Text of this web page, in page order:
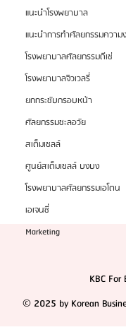
แนะนำโรงพยาบาล
แนะนำการทำศัลยกรรมความ
โรงพยาบาลศัลยกรรมดีเซ่
โรงพยาบาลจิวเวลรี่
ยกกระชับกรอบหน้า
ศัลยกรรมชะลอวัย
สเต็มเซลล์
ศูนย์สเต็มเซลล์ บงบง
โรงพยาบาลศัลยกรรมเอโตน
เอเจนซี่
Marketing
สมัครตัวแทน "เอ
รายได้สูงในตลา
KBC For
© 2025 by Korean